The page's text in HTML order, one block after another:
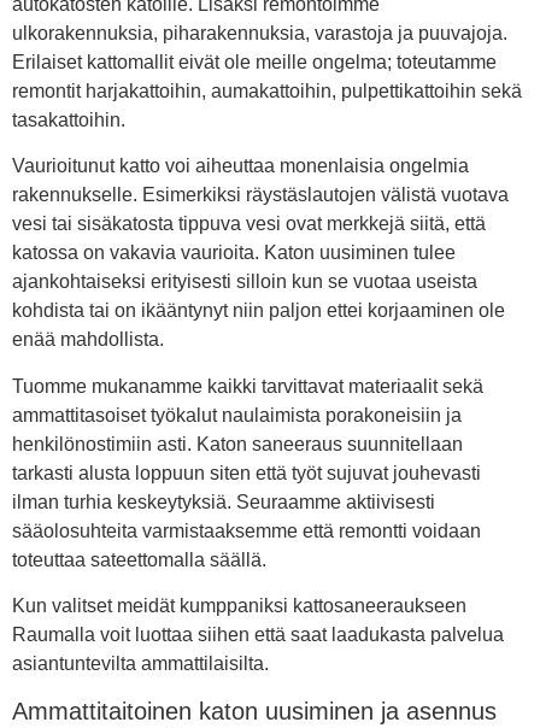
ulkorakennuksia, piharakennuksia, varastoja ja puuvajoja.
Erilaiset kattomallit eivät ole meille ongelma; toteutamme
remontit harjakattoihin, aumakattoihin, pulpettikattoihin sekä
tasakattoihin.
Vaurioitunut katto voi aiheuttaa monenlaisia ongelmia
rakennukselle. Esimerkiksi räystäslautojen välistä vuotava
vesi tai sisäkatosta tippuva vesi ovat merkkejä siitä, että
katossa on vakavia vaurioita. Katon uusiminen tulee
ajankohtaiseksi erityisesti silloin kun se vuotaa useista
kohdista tai on ikääntynyt niin paljon ettei korjaaminen ole
enää mahdollista.
Tuomme mukanamme kaikki tarvittavat materiaalit sekä
ammattitasoiset työkalut naulaimista porakoneisiin ja
henkilönostimiin asti. Katon saneeraus suunnitellaan
tarkasti alusta loppuun siten että työt sujuvat jouhevasti
ilman turhia keskeytyksiä. Seuraamme aktiivisesti
sääolosuhteita varmistaaksemme että remontti voidaan
toteuttaa sateettomalla säällä.
Kun valitset meidät kumppaniksi kattosaneeraukseen
Raumalla voit luottaa siihen että saat laadukasta palvelua
asiantuntevilta ammattilaisilta.
Ammattitaitoinen katon uusiminen ja asennus